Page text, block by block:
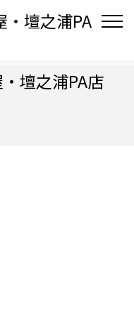
・壇之浦PA
壇之浦PA店